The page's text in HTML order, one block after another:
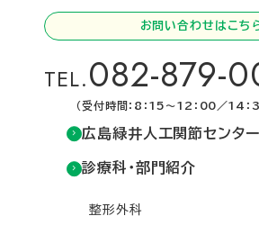
お問い合わせはこち
TEL.082-879-
（受付時間：8：15～12：00／14：
広島緑井人工関節センター
診療科・部門紹介
整形外科